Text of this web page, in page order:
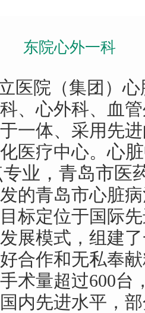
东院心外一科
院（集团）心
、心外科、血
一体、采用先
医疗中心。心
业，青岛市医
的青岛市心脏
标定位于国际
展模式，组建
合作和无私奉
术量超过600台
内先进水平，